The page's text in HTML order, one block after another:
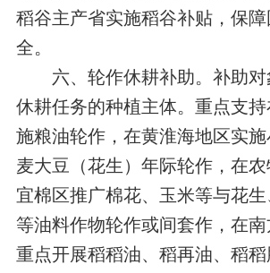
稻谷主产省实施稻谷补贴，保
全。
六、轮作休耕补助。补助对
休耕任务的种植主体。重点支
施粮油轮作，在黄淮海地区实
麦大豆（花生）年际轮作，在
宜棉区推广棉花、玉米等与花
等油料作物轮作或间套作，在
重点开展稻稻油、稻再油、稻